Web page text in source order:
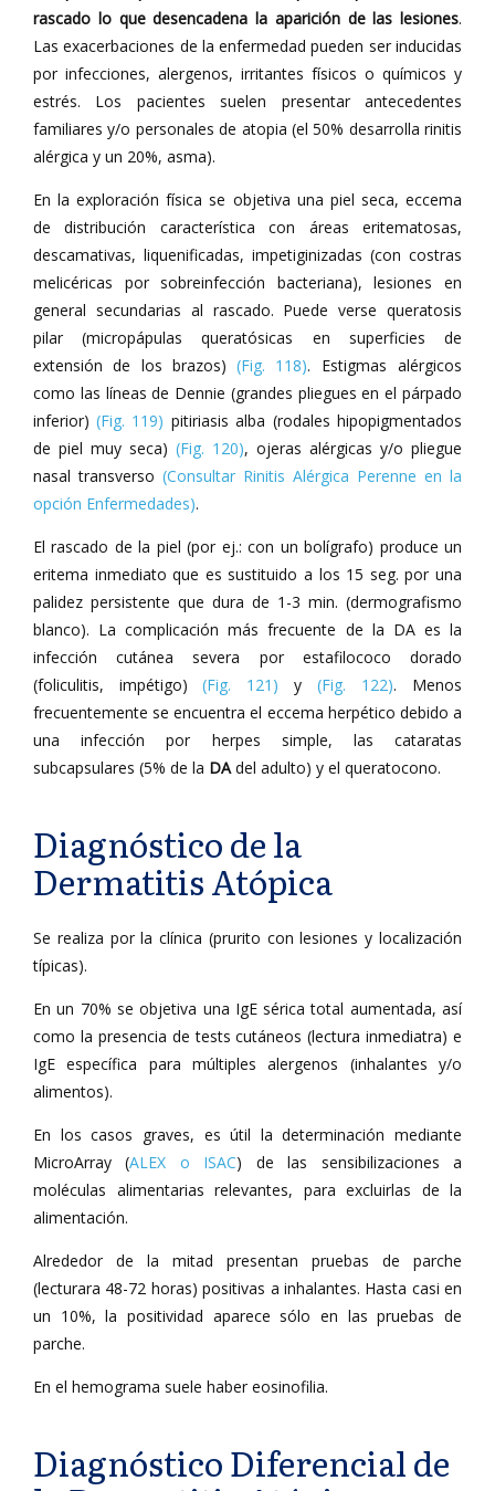
rascado lo que desencadena la aparición de las lesiones.
Las exacerbaciones de la enfermedad pueden ser inducidas
por infecciones, alergenos, irritantes físicos o químicos y
estrés. Los pacientes suelen presentar antecedentes
familiares y/o personales de atopia (el 50% desarrolla rinitis
alérgica y un 20%, asma).
En la exploración física se objetiva una piel seca, eccema
de distribución característica con áreas eritematosas,
descamativas, liquenificadas, impetiginizadas (con costras
melicéricas por sobreinfección bacteriana), lesiones en
general secundarias al rascado. Puede verse queratosis
pilar (micropápulas queratósicas en superficies de
extensión de los brazos) (Fig. 118). Estigmas alérgicos
como las líneas de Dennie (grandes pliegues en el párpado
inferior) (Fig. 119) pitiriasis alba (rodales hipopigmentados
de piel muy seca) (Fig. 120), ojeras alérgicas y/o pliegue
nasal transverso (Consultar Rinitis Alérgica Perenne en la
opción Enfermedades).
El rascado de la piel (por ej.: con un bolígrafo) produce un
eritema inmediato que es sustituido a los 15 seg. por una
palidez persistente que dura de 1-3 min. (dermografismo
blanco). La complicación más frecuente de la DA es la
infección cutánea severa por estafilococo dorado
(foliculitis, impétigo) (Fig. 121) y (Fig. 122). Menos
frecuentemente se encuentra el eccema herpético debido a
una infección por herpes simple, las cataratas
subcapsulares (5% de la DAdel adulto) y el queratocono.
Diagnóstico de la
Dermatitis Atópica
Se realiza por la clínica (prurito con lesiones y localización
típicas).
En un 70% se objetiva una IgE sérica total aumentada, así
como la presencia de tests cutáneos (lectura inmediatra) e
IgE específica para múltiples alergenos (inhalantes y/o
alimentos).
En los casos graves, es útil la determinación mediante
MicroArray (ALEX o ISAC) de las sensibilizaciones a
moléculas alimentarias relevantes, para excluirlas de la
alimentación.
Alrededor de la mitad presentan pruebas de parche
(lecturara 48-72 horas) positivas a inhalantes. Hasta casi en
un 10%, la positividad aparece sólo en las pruebas de
parche.
En el hemograma suele haber eosinofilia.
Diagnóstico Diferencial de